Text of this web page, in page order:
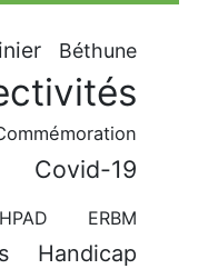
Béthune
Covid-19
ERBM
Handicap